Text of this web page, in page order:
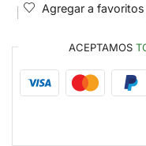
Agregar a favoritos
ACEPTAMOS